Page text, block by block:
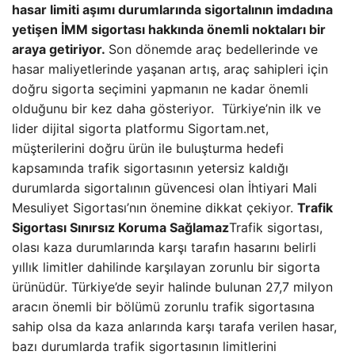
hasar limiti aşımı durumlarında sigortalının imdadına
yetişen İMM sigortası hakkında önemli noktaları bir
araya getiriyor. Son dönemde araç bedellerinde ve
hasar maliyetlerinde yaşanan artış, araç sahipleri için
doğru sigorta seçimini yapmanın ne kadar önemli
olduğunu bir kez daha gösteriyor. Türkiye’nin ilk ve
lider dijital sigorta platformu Sigortam.net,
müşterilerini doğru ürün ile buluşturma hedefi
kapsamında trafik sigortasının yetersiz kaldığı
durumlarda sigortalının güvencesi olan İhtiyari Mali
Mesuliyet Sigortası’nın önemine dikkat çekiyor. Trafik
Sigortası Sınırsız Koruma SağlamazTrafik sigortası,
olası kaza durumlarında karşı tarafın hasarını belirli
yıllık limitler dahilinde karşılayan zorunlu bir sigorta
ürünüdür. Türkiye’de seyir halinde bulunan 27,7 milyon
aracın önemli bir bölümü zorunlu trafik sigortasına
sahip olsa da kaza anlarında karşı tarafa verilen hasar,
bazı durumlarda trafik sigortasının limitlerini